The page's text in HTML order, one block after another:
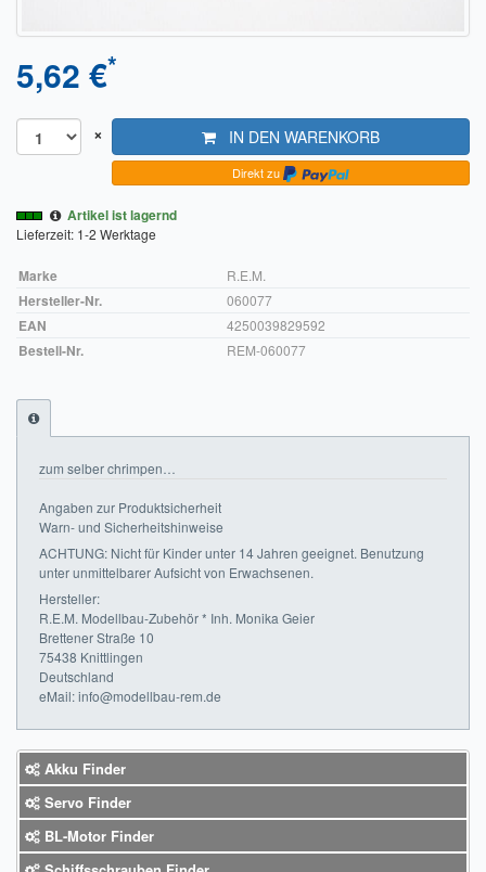
Zahlung und Versand
Widerrufsbelehrung für den Verkauf von Waren / Muster-
Widerrufsformular
Widerrufsbelehrung für digitale Waren / Muster-
Widerrufsformular
AGB und Kundeninformationen
Impressum
FAQ
ÜBER UNS
Was wir bieten
Unsere Philosophie
KONTAKT
MEIN KONTO
WARENKORB
5,62 €*
× IN DEN WARENKORB
Direkt zu
Artikel ist lagernd
Lieferzeit: 1-2 Werktage
Marke R.E.M.
Hersteller-Nr. 060077
EAN 4250039829592
Bestell-Nr. REM-060077
zum selber chrimpen…
Angaben zur Produktsicherheit
Warn- und Sicherheitshinweise
ACHTUNG: Nicht für Kinder unter 14 Jahren geeignet. Benutzung
unter unmittelbarer Aufsicht von Erwachsenen.
Hersteller:
R.E.M. Modellbau-Zubehör * Inh. Monika Geier
Brettener Straße 10
75438 Knittlingen
Deutschland
eMail: info@modellbau-rem.de
Akku Finder
Servo Finder
BL-Motor Finder